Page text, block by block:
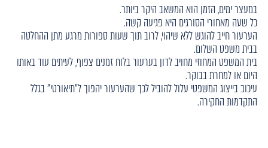
במעצר ימים, הזמן הוא המשאב היקר ביותר.
כל שעה מאחורי הסורגים היא פגיעה קשה.
הערעור חייב להוגש ללא שיהוי, לרוב תוך שעות ספורות מרגע מתן ההחלטה
בבית משפט השלום.
בית המשפט המחוזי מחויב לדון בערעור בלוח זמנים צפוף, לעיתים עוד באותו
היום או למחרת בבוקר.
עיכוב בייצוג המשפטי עלול להוביל לכך שהערעור יהפוך ל"תיאורטי" בגלל
התקדמות החקירה.